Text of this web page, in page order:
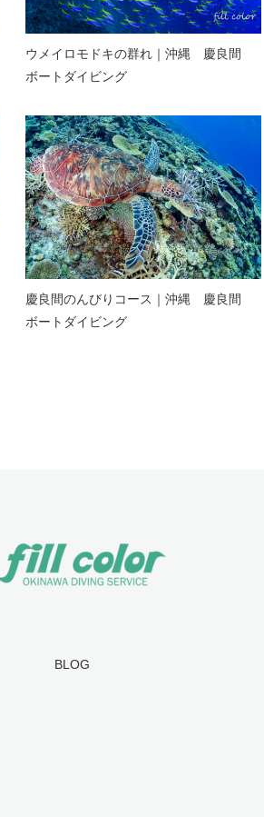
ウメイロモドキの群れ｜沖縄 慶良間
ボートダイビング
慶良間のんびりコース｜沖縄 慶良間
ボートダイビング
BLOG